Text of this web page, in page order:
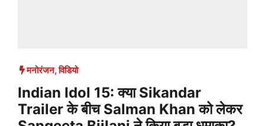
मनोरंजन,विडियो
Indian Idol 15: क्या Sikandar
Trailer के बीच Salman Khan को लेकर